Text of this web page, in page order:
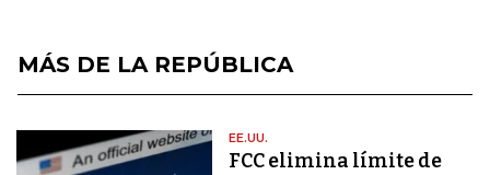
MÁS DE LA REPÚBLICA
EE.UU.
FCC elimina límite de